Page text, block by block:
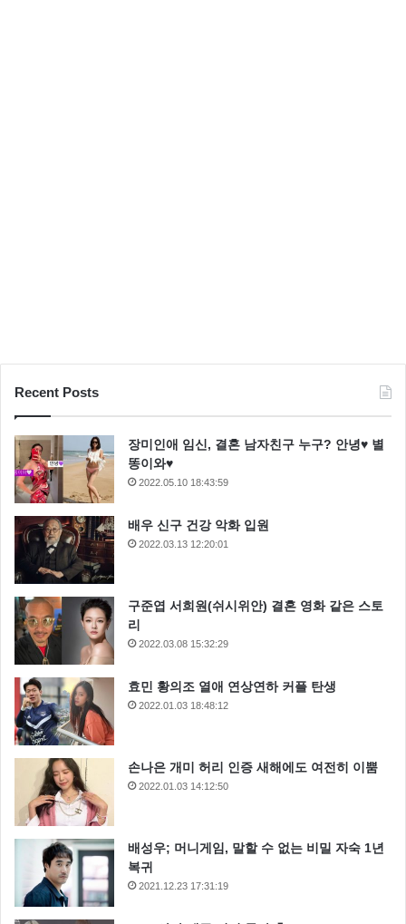
Recent Posts
장미인애 임신, 결혼 남자친구 누구? 안녕♥ 별
똥이와♥
2022.05.10 18:43:59
배우 신구 건강 악화 입원
2022.03.13 12:20:01
구준엽 서희원(쉬시위안) 결혼 영화 같은 스토
리
2022.03.08 15:32:29
효민 황의조 열애 연상연하 커플 탄생
2022.01.03 18:48:12
손나은 개미 허리 인증 새해에도 여전히 이뿜
2022.01.03 14:12:50
배성우; 머니게임, 말할 수 없는 비밀 자숙 1년
복귀
2021.12.23 17:31:19